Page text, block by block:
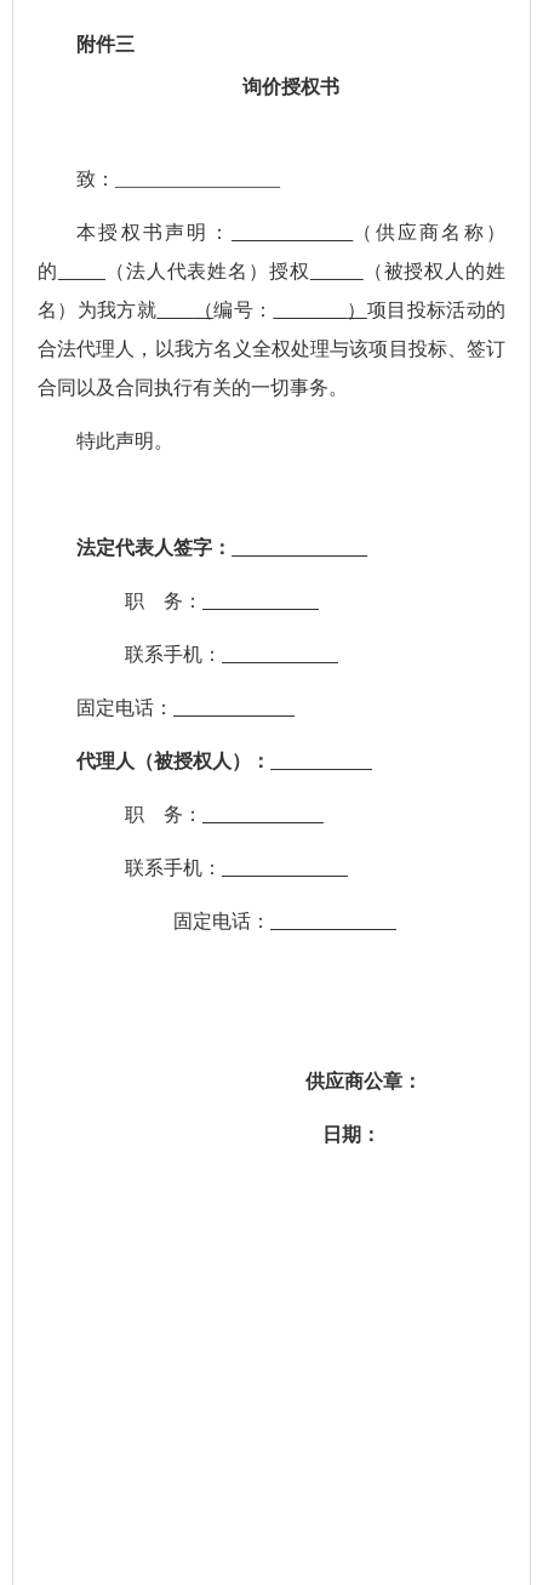
附件三
询价授权书
致：
本授权书声明： （ 供应商名称）
的
（法人代表姓名）授权
（被授权人的姓
名）为我方就
（编号： ） 项目投标活动的
合法代理人，以我方名义全权处理与该项目投标、签订
合同以及合同执行有关的一切事务。
特此声明。
法定代表人签字：
职 务：
联系手机：
固定电话：
代理人（被授权人）：
职 务：
联系手机：
固定电话：
供应商公章：
日期：